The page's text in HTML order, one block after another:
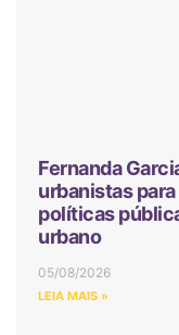
Fernanda
urbanistas
políticas
urbano
05/08/2026
LEIA MAIS »